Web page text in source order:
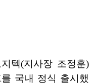
텍(지사장 조정훈)
국내 정식 출시했